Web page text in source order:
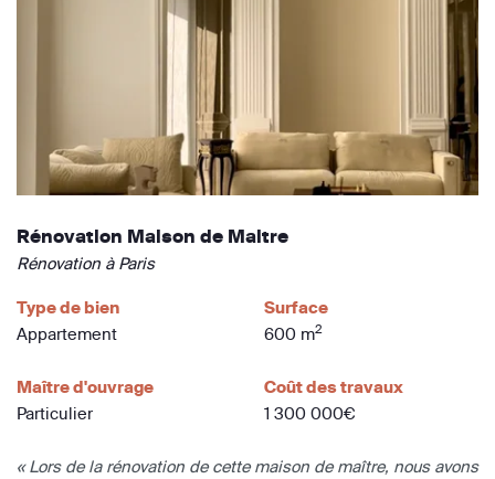
Rénovation Maison de Maitre
Rénovation à Paris
Type de bien
Appartement
Surface
600 m2
Maître d'ouvrage
Particulier
Coût des travaux
1 300 000€
« Lors de la rénovation de cette maison de maître, nous avons